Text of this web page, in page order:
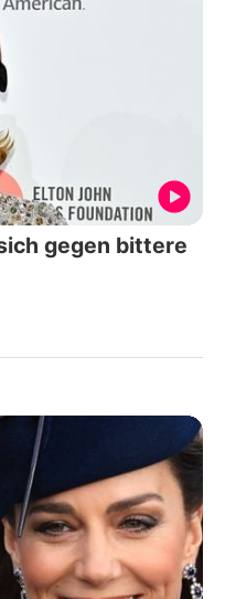
gegen bittere